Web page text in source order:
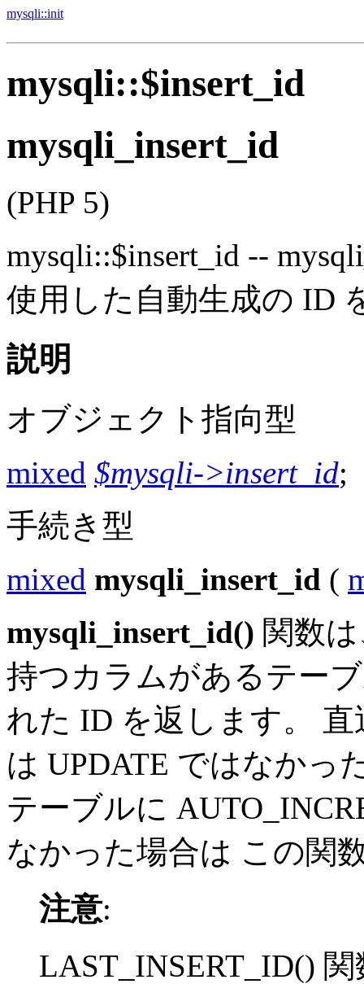
mysqli::init
mysqli::$insert_id
mysqli_insert_id
(PHP 5)
mysqli::$insert_id --
使用した自動生成の ID
説明
オブジェクト指向型
mixed $mysqli->insert_id;
手続き型
mixed mysqli_insert_id (
mysqli_insert_id() 関数
持つカラムがあるテー
れた ID を返します。
は UPDATE ではなかっ
テーブルに
なかった場合は この関
注意:
LAST_INSERT_ID()